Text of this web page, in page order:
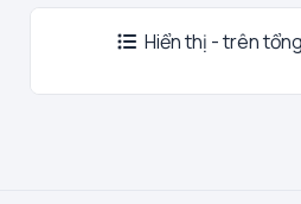
Hiển thị - trên